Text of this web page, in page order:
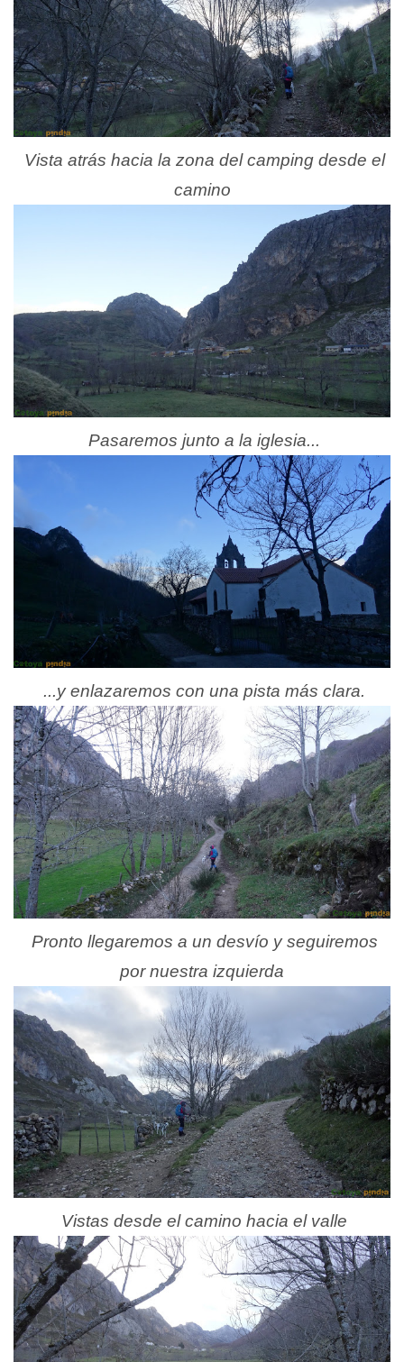
Vista atrás hacia la zona del camping desde el
camino
Pasaremos junto a la iglesia...
...y enlazaremos con una pista más clara.
Pronto llegaremos a un desvío y seguiremos
por nuestra izquierda
Vistas desde el camino hacia el valle